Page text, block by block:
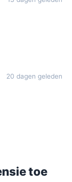
20 dagen geleden
toe